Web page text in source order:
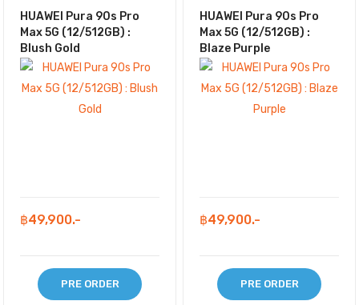
HUAWEI Pura 90s Pro
Max 5G (12/512GB) :
Blush Gold
฿49,900.-
PRE ORDER
HUAWEI Pura 90s Pro
Max 5G (12/512GB) :
Blaze Purple
฿49,900.-
PRE ORDER